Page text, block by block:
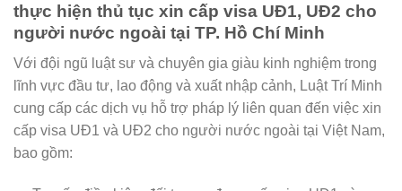
thực hiện thủ tục xin cấp visa UĐ1, UĐ2 cho
người nước ngoài tại TP. Hồ Chí Minh
Với đội ngũ luật sư và chuyên gia giàu kinh nghiệm trong
lĩnh vực đầu tư, lao động và xuất nhập cảnh, Luật Trí Minh
cung cấp các dịch vụ hỗ trợ pháp lý liên quan đến việc xin
cấp visa UĐ1 và UĐ2 cho người nước ngoài tại Việt Nam,
bao gồm: